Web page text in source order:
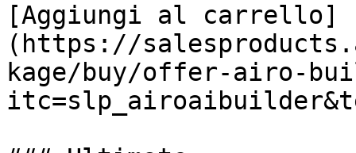
[Aggiungi al carrello]
(https://
kage/buy/offer-airo-